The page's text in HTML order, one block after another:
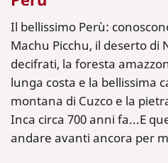
Il bellissimo Perù:
Machu Picchu, il deserto di
decifrati, la foresta
lunga costa e la bellissima
montana di Cuzco e la
Inca circa 700 anni fa...E
andare avanti ancora per